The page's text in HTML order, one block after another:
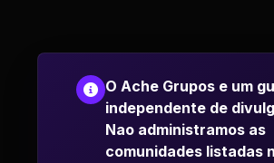
O Ache Grupos e um
independente de
Nao administramos as
comunidades listadas